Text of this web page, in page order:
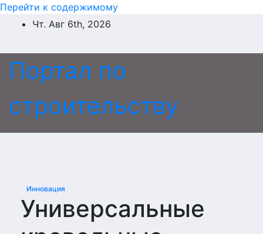
Перейти к содержимому
Чт. Авг 6th, 2026
Портал по
строительству
Инновация
Универсальные